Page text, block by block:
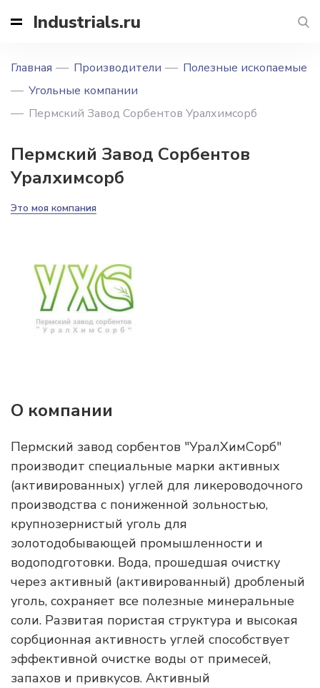
Industrials.ru
Главная Производители
Полезные ископаемые
Угольные компании
Пермский Завод Сорбентов Уралхимсорб
Пермский Завод Сорбентов
Уралхимсорб
Это моя компания
О компании
Пермский завод сорбентов "УралХимСорб"
производит специальные марки активных
(активированных) углей для ликероводочного
производства с пониженной зольностью,
крупнозернистый уголь для
золотодобывающей промышленности и
водоподготовки. Вода, прошедшая очистку
через активный (активированный) дробленый
уголь, сохраняет все полезные минеральные
соли. Развитая пористая структура и высокая
сорбционная активность углей способствует
эффективной очистке воды от примесей,
запахов и привкусов. Активный